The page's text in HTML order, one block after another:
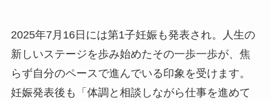
2025年7月16日には第1子妊娠も発表され。人生の
新しいステージを歩み始めたその一歩一歩が、焦
らず自分のペースで進んでいる印象を受けます。
妊娠発表後も「体調と相談しながら仕事を進めて